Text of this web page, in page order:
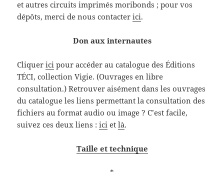
et autres circuits imprimés moribonds ; pour vos
dépôts, merci de nous contacterici.
Don aux internautes
Cliquerici pour accéder au catalogue des Éditions
TÉCI, collection Vigie. (Ouvrages en libre
consultation.) Retrouver aisément dans les ouvrages
du catalogue les liens permettant la consultation des
fichiers au format audio ou image ? C’est facile,
suivez ces deux liens :ici etlà.
Taille et technique
*